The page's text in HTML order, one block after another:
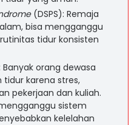
(DSPS): Remaja
bisa mengganggu
tidur konsisten
orang dewasa
karena stres,
pekerjaan dan kuliah.
sistem
kelelahan